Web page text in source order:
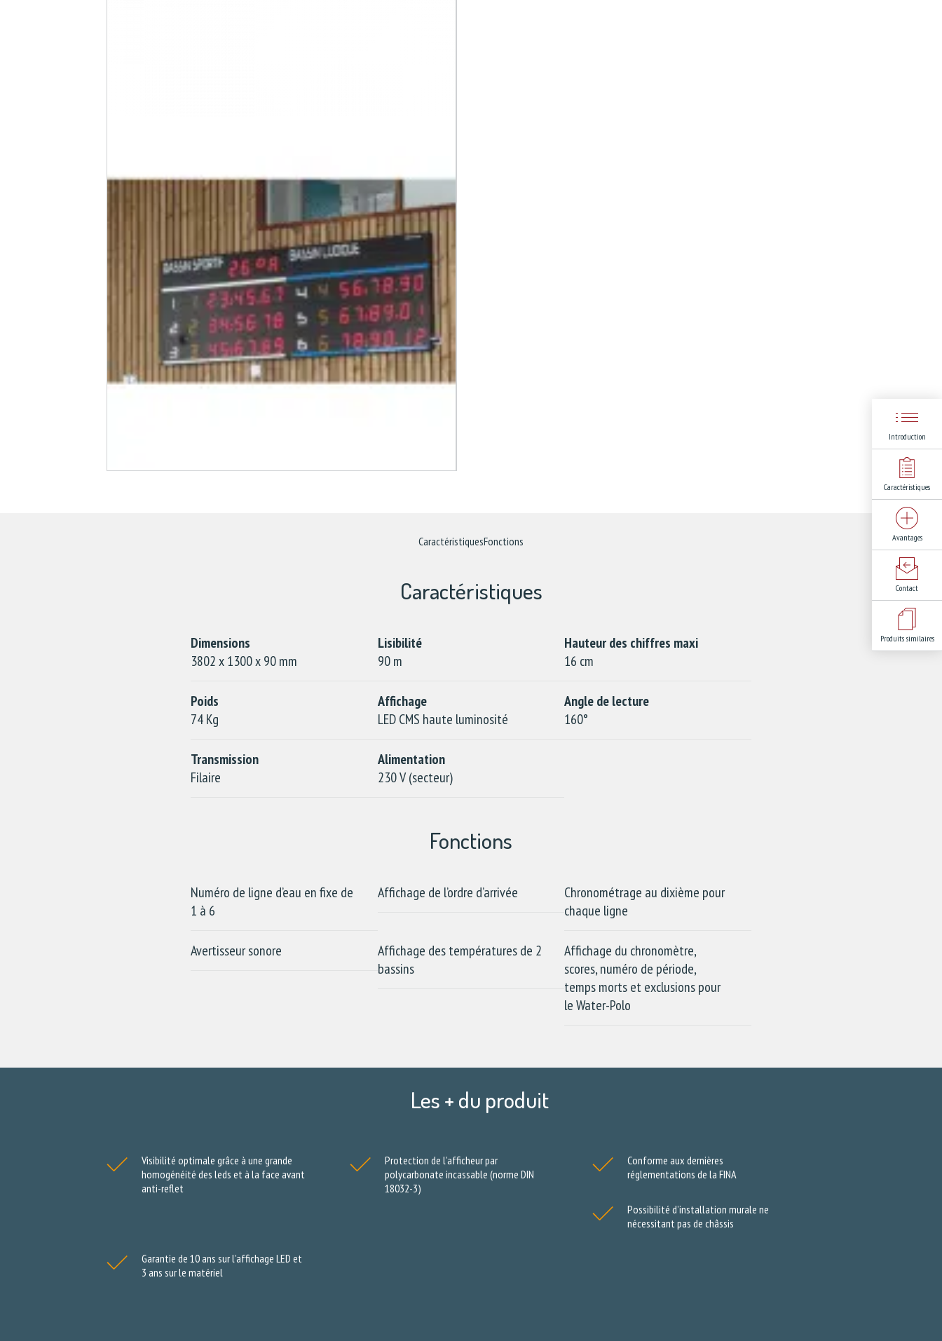
CaractéristiquesFonctions
Caractéristiques
Dimensions
3802 x 1300 x 90 mm
Lisibilité
90 m
Hauteur des chiffres maxi
16 cm
Poids
74 Kg
Affichage
LED CMS haute luminosité
Angle de lecture
160°
Transmission
Filaire
Alimentation
230 V (secteur)
Fonctions
Numéro de ligne d’eau en fixe de
1 à 6
Affichage de l’ordre d’arrivée
Chronométrage au dixième pour
chaque ligne
Avertisseur sonore
Affichage des températures de 2
bassins
Affichage du chronomètre,
scores, numéro de période,
temps morts et exclusions pour
le Water-Polo
Les + du produit
Visibilité optimale grâce à une grande
homogénéité des leds et à la face avant
anti-reflet
Protection de l’afficheur par
polycarbonate incassable (norme DIN
18032-3)
Conforme aux dernières
réglementations de la FINA
Possibilité d’installation murale ne
nécessitant pas de châssis
Garantie de 10 ans sur l’affichage LED et
3 ans sur le matériel
Introduction
Caractéristiques
Avantages
Contact
Produits similaires